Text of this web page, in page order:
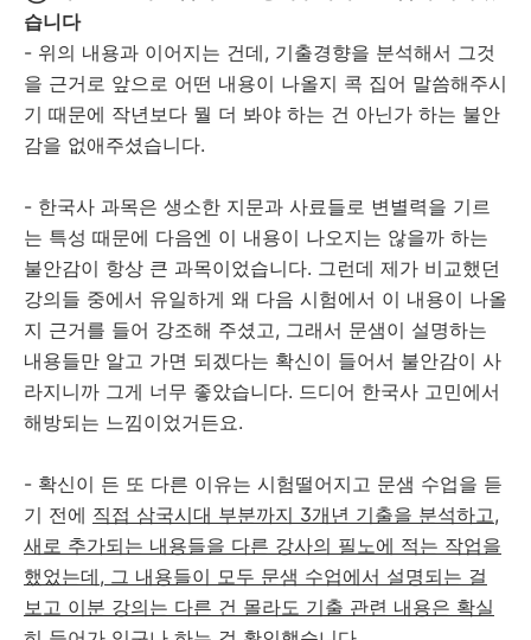
습니다
- 위의 내용과 이어지는 건데, 기출경향을 분석해서 그것
을 근거로 앞으로 어떤 내용이 나올지 콕 집어 말씀해주시
기 때문에 작년보다 뭘 더 봐야 하는 건 아닌가 하는 불안
감을 없애주셨습니다.
- 한국사 과목은 생소한 지문과 사료들로 변별력을 기르
는 특성 때문에 다음엔 이 내용이 나오지는 않을까 하는
불안감이 항상 큰 과목이었습니다. 그런데 제가 비교했던
강의들 중에서 유일하게 왜 다음 시험에서 이 내용이 나올
지 근거를 들어 강조해 주셨고, 그래서 문샘이 설명하는
내용들만 알고 가면 되겠다는 확신이 들어서 불안감이 사
라지니까 그게 너무 좋았습니다. 드디어 한국사 고민에서
해방되는 느낌이었거든요.
- 확신이 든 또 다른 이유는 시험떨어지고 문샘 수업을 듣
기 전에 직접 삼국시대 부분까지 3개년 기출을 분석하고,
새로 추가되는 내용들을 다른 강사의 필노에 적는 작업을
했었는데, 그 내용들이 모두 문샘 수업에서 설명되는 걸
보고 이분 강의는 다른 건 몰라도 기출 관련 내용은 확실